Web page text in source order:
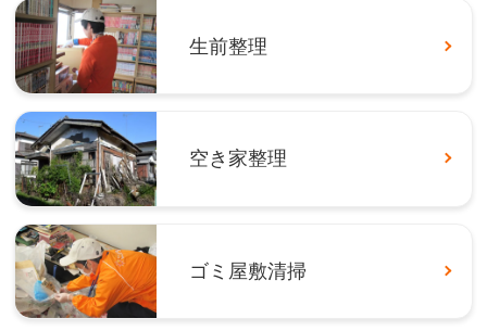
生前整理
空き家整理
ゴミ屋敷清掃